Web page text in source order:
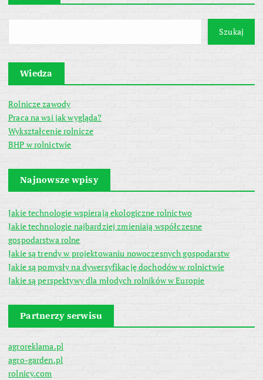
Szukaj
Wiedza
Rolnicze zawody
Praca na wsi jak wygląda?
Wykształcenie rolnicze
BHP w rolnictwie
Najnowsze wpisy
Jakie technologie wspierają ekologiczne rolnictwo
Jakie technologie najbardziej zmieniają współczesne
gospodarstwa rolne
Jakie są trendy w projektowaniu nowoczesnych gospodarstw
Jakie są pomysły na dywersyfikację dochodów w rolnictwie
Jakie są perspektywy dla młodych rolników w Europie
Partnerzy serwisu
agroreklama.pl
agro-garden.pl
rolnicy.com